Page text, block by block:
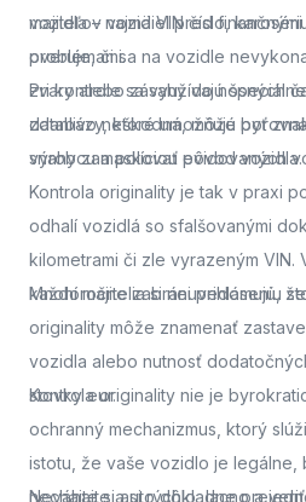
majiteľov vozidiel pred finančnými
problémami.
vozidla – najmä VIN číslo,
overuje, či sa na vozidle
zvary alebo zásahy do nosných
zdanlivo neškodná, môže byť
snahy zamaskovať pôvod vozidla.
Pri kontrole sa využívajú
databázy, ktoré umožňujú
výrobcu a políciou evidovaných
Kontrola originality je tak v praxi
odhalí vozidlá so sfalšovanými
kilometrami či zle vyrazeným VIN.
každoročne zabráni prihláseniu
Mnohí majitelia si neuvedomujú,
originality môže znamenať
vozidla alebo nutnosť
stovky eur.
Kontrola originality nie je
ochranný mechanizmus, ktorý
istotu, že vaše vozidlo je legálne,
nechajte si auto dôkladne
Neváhajte asi rýchlo, lacno a